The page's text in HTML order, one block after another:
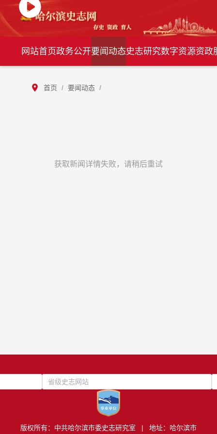
网站首页政务公开要闻动态史志研究数字资源资政
首页 / 要闻动态 /
获取新闻详情失败，请稍后重试
省级史志网站
版权所有：中共哈尔滨市委史志研究室 | 地址：哈尔滨市